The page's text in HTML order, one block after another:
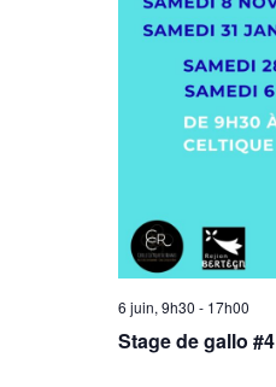
6 juin, 9h30 - 17h00
Stage de gallo #4